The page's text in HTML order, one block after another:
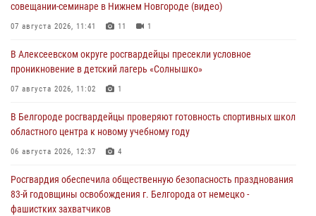
совещании-семинаре в Нижнем Новгороде (видео)
07 августа 2026, 11:41 11 1
В Алексеевском округе росгвардейцы пресекли условное
проникновение в детский лагерь «Солнышко»
07 августа 2026, 11:02 1
В Белгороде росгвардейцы проверяют готовность спортивных школ
областного центра к новому учебному году
06 августа 2026, 12:37 4
Росгвардия обеспечила общественную безопасность празднования
83-й годовщины освобождения г. Белгорода от немецко -
фашистких захватчиков